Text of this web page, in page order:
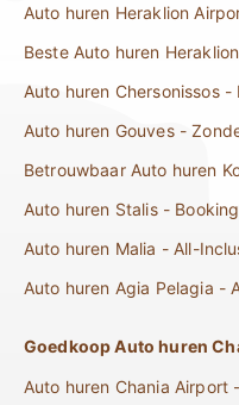
Auto huren Heraklion
Beste Auto huren
Auto huren Chersonissos -
Auto huren Gouves -
Betrouwbaar Auto huren
Auto huren Stalis - Booking
Auto huren Malia - All-
Auto huren Agia Pelagia -
Goedkoop Auto huren
Auto huren Chania Airport